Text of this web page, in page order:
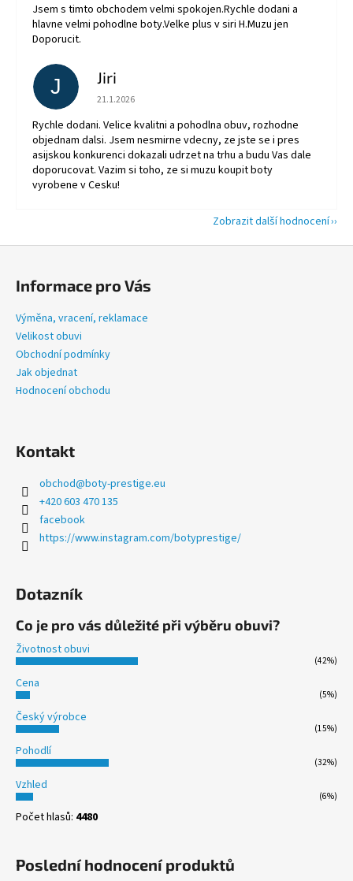
Jsem s timto obchodem velmi spokojen.Rychle dodani a
hlavne velmi pohodlne boty.Velke plus v siri H.Muzu jen
Doporucit.
J Jiri
Hodnocení obchodu je 5 z 5 hvězdiček.
21.1.2026
Rychle dodani. Velice kvalitni a pohodlna obuv, rozhodne
objednam dalsi. Jsem nesmirne vdecny, ze jste se i pres
asijskou konkurenci dokazali udrzet na trhu a budu Vas dale
doporucovat. Vazim si toho, ze si muzu koupit boty
vyrobene v Cesku!
Zobrazit další hodnocení
Informace pro Vás
Výměna, vracení, reklamace
Velikost obuvi
Obchodní podmínky
Jak objednat
Hodnocení obchodu
Kontakt
obchod@boty-prestige.eu
+420 603 470 135
facebook
https://www.instagram.com/botyprestige/
Dotazník
Co je pro vás důležité při výběru obuvi?
Životnost obuvi
(42%)
Cena
(5%)
Český výrobce
(15%)
Pohodlí
(32%)
Vzhled
(6%)
Počet hlasů: 4480
Poslední hodnocení produktů